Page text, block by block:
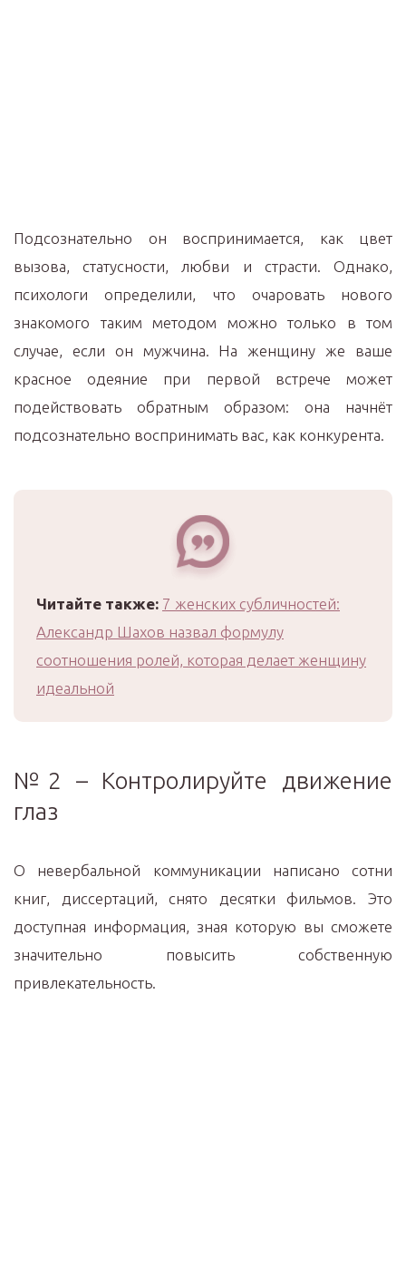
Подсознательно он воспринимается, как цвет
вызова, статусности, любви и страсти. Однако,
психологи определили, что очаровать нового
знакомого таким методом можно только в том
случае, если он мужчина. На женщину же ваше
красное одеяние при первой встрече может
подействовать обратным образом: она начнёт
подсознательно воспринимать вас, как конкурента.
Читайте также: 7 женских субличностей:
Александр Шахов назвал формулу
соотношения ролей, которая делает женщину
идеальной
№2 – Контролируйте движение
глаз
О невербальной коммуникации написано сотни
книг, диссертаций, снято десятки фильмов. Это
доступная информация, зная которую вы сможете
значительно повысить собственную
привлекательность.